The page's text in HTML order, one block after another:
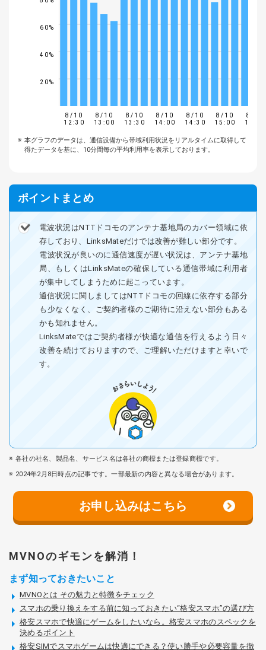
8/10
12:30
8/10
13:00
8/10
13:30
8/10
14:00
8/10
14:30
8/10
15:00
8/10
15:30
20%
40%
60%
本グラフのデータは、通信設備から帯域利用状況をリアルタイムに取得して
得たデータを基に、10分間毎の平均利用率を表示しております。
ポイントまとめ
電波状況はNTTドコモのアンテナ基地局のカバー領域に依
存しており、LinksMateだけでは改善が難しい部分です。
電波状況が良いのに通信速度が遅い状況は、アンテナ基地
局、もしくはLinksMateの確保している通信帯域に利用者
が集中してしまうために起こっています。
通信状況に関しましてはNTTドコモの回線に依存する部分
も少なくなく、ご契約者様のご期待に沿えない部分もある
かも知れません。
LinksMateではご契約者様が快適な通信を行えるよう日々
改善を続けておりますので、ご理解いただけますと幸いで
す。
各社の社名、製品名、サービス名は各社の商標または登録商標です。
2024年2月8日時点の記事です。一部最新の内容と異なる場合があります。
お申し込みはこちら
MVNOのギモンを解消！
まず知っておきたいこと
MVNOとは その魅力と特徴をチェック
スマホの乗り換えをする前に知っておきたい“格安スマホ”の選び方
格安スマホで快適にゲームをしたいなら。格安スマホのスペックを
決めるポイント
格安SIMでスマホゲームは快適にできる？使い勝手や必要容量を徹